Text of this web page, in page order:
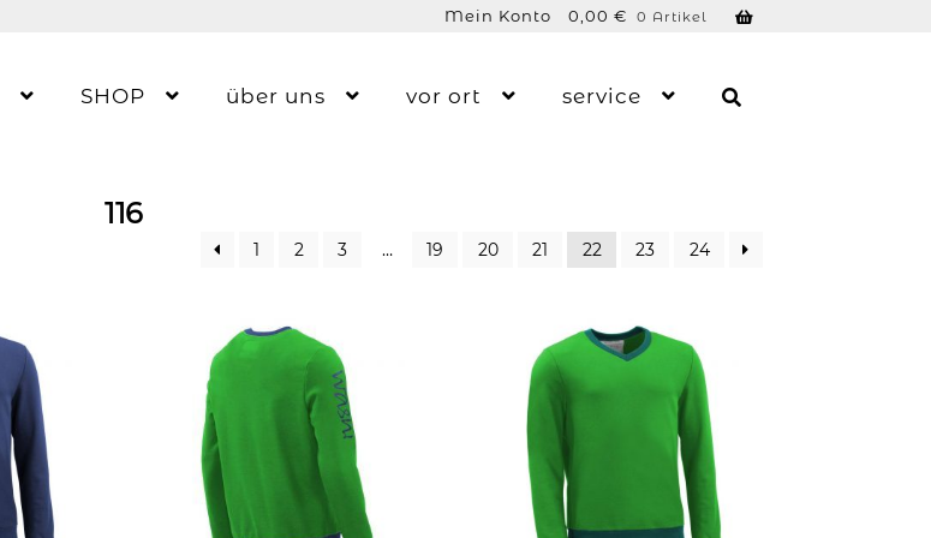
0,00 € 0 Artikel
Mein Konto
SHOP über uns vor ort service
116
1 2 3 … 19 20 21 22 23 24